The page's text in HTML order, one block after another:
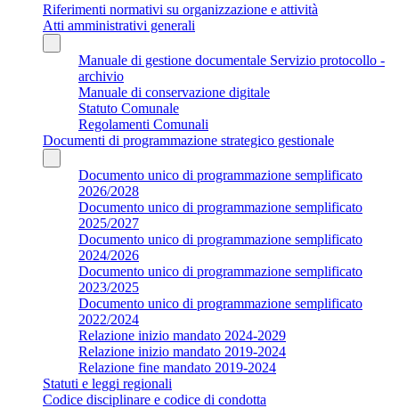
Riferimenti normativi su organizzazione e attività
Atti amministrativi generali
Manuale di gestione documentale Servizio protocollo -
archivio
Manuale di conservazione digitale
Statuto Comunale
Regolamenti Comunali
Documenti di programmazione strategico gestionale
Documento unico di programmazione semplificato
2026/2028
Documento unico di programmazione semplificato
2025/2027
Documento unico di programmazione semplificato
2024/2026
Documento unico di programmazione semplificato
2023/2025
Documento unico di programmazione semplificato
2022/2024
Relazione inizio mandato 2024-2029
Relazione inizio mandato 2019-2024
Relazione fine mandato 2019-2024
Statuti e leggi regionali
Codice disciplinare e codice di condotta